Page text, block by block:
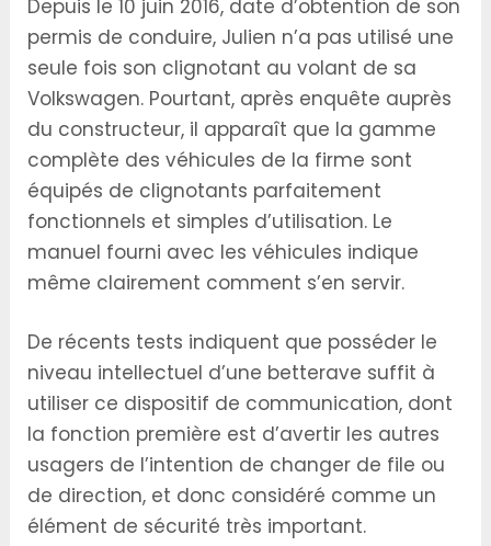
Depuis le 10 juin 2016, date d’obtention de son
permis de conduire, Julien n’a pas utilisé une
seule fois son clignotant au volant de sa
Volkswagen. Pourtant, après enquête auprès
du constructeur, il apparaît que la gamme
complète des véhicules de la firme sont
équipés de clignotants parfaitement
fonctionnels et simples d’utilisation. Le
manuel fourni avec les véhicules indique
même clairement comment s’en servir.
De récents tests indiquent que posséder le
niveau intellectuel d’une betterave suffit à
utiliser ce dispositif de communication, dont
la fonction première est d’avertir les autres
usagers de l’intention de changer de file ou
de direction, et donc considéré comme un
élément de sécurité très important.